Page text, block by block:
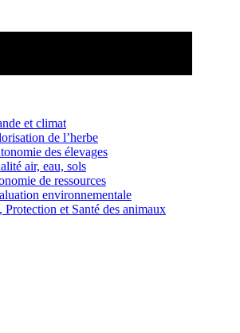
et climat
de l’herbe
des élevages
air, eau, sols
de ressources
environnementale
Protection et Santé des animaux